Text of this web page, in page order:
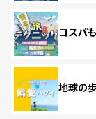
コスパ
地球の